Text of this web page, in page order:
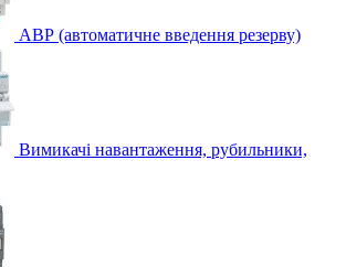
АВР (автоматичне введення резерву)
Вимикачі навантаження, рубильники,